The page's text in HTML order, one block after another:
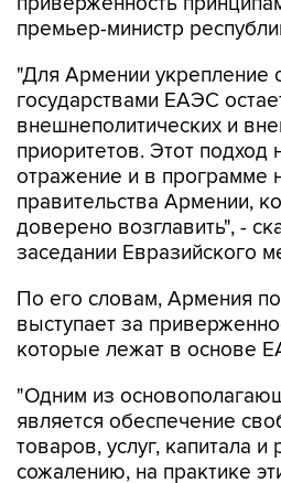
премьер-министр
"Для Армении укрепление
государствами ЕАЭС
внешнеполитических и
приоритетов. Этот подход
отражение и в программе
правительства Армении,
доверено возглавить", -
заседании Евразийского
По его словам, Армения
выступает за
которые лежат в основе
"Одним из
является обеспечение
товаров, услуг, капитала
сожалению, на практике